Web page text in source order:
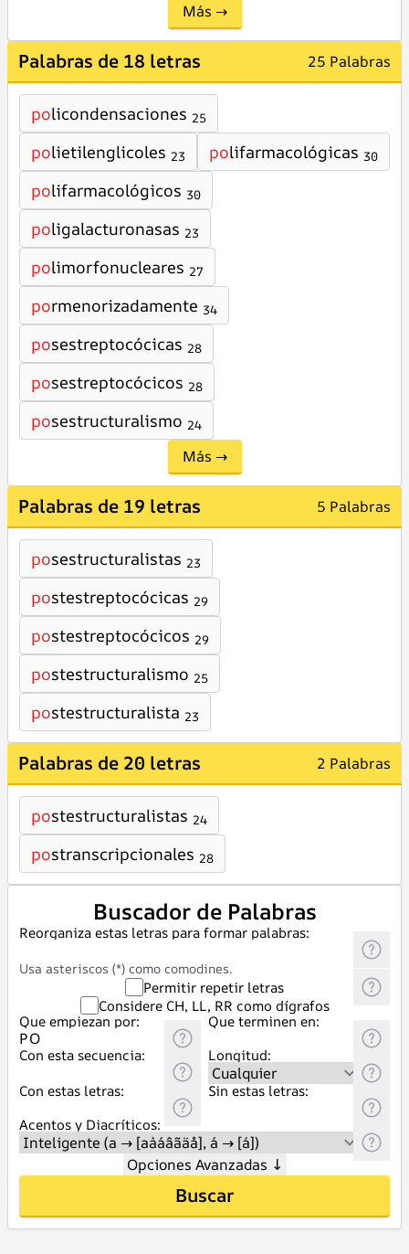
Más →
Palabras de 18 letras 25 Palabras
policondensaciones 25
polietilenglicoles 23 polifarmacológicas 30
polifarmacológicos 30
poligalacturonasas 23
polimorfonucleares 27
pormenorizadamente 34
posestreptocócicas 28
posestreptocócicos 28
posestructuralismo 24
Más →
Palabras de 19 letras 5 Palabras
posestructuralistas 23
postestreptocócicas 29
postestreptocócicos 29
postestructuralismo 25
postestructuralista 23
Palabras de 20 letras 2 Palabras
postestructuralistas 24
postranscripcionales 28
Buscador de Palabras
Reorganiza estas letras para formar palabras:
Usa asteriscos (*) como comodines.
Permitir repetir letras
Considere CH, LL, RR como dígrafos
Que empiezan por:
Que terminen en:
Con esta secuencia:
Longitud:
Con estas letras:
Sin estas letras:
Acentos y Diacríticos:
Opciones Avanzadas ↓
Buscar